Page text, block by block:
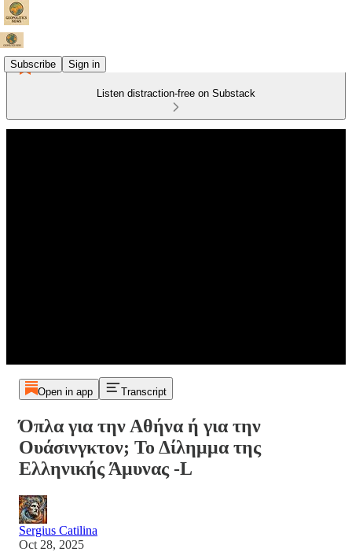
Subscribe Sign in
Listen distraction-free on Substack
Open in app Transcript
Όπλα για την Αθήνα ή για την
Ουάσινγκτον; Το Δίλημμα της
Ελληνικής Άμυνας -L
Sergius Catilina
Oct 28, 2025